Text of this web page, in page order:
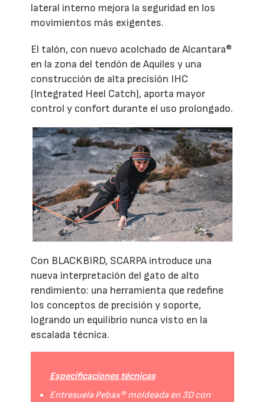
lateral interno mejora la seguridad en los
movimientos más exigentes.
El talón, con nuevo acolchado de Alcantara®
en la zona del tendón de Aquiles y una
construcción de alta precisión IHC
(Integrated Heel Catch), aporta mayor
control y confort durante el uso prolongado.
Con BLACKBIRD, SCARPA introduce una
nueva interpretación del gato de alto
rendimiento: una herramienta que redefine
los conceptos de precisión y soporte,
logrando un equilibrio nunca visto en la
escalada técnica.
Especificaciones técnicas
Entresuela Pebax® moldeada en 3D con